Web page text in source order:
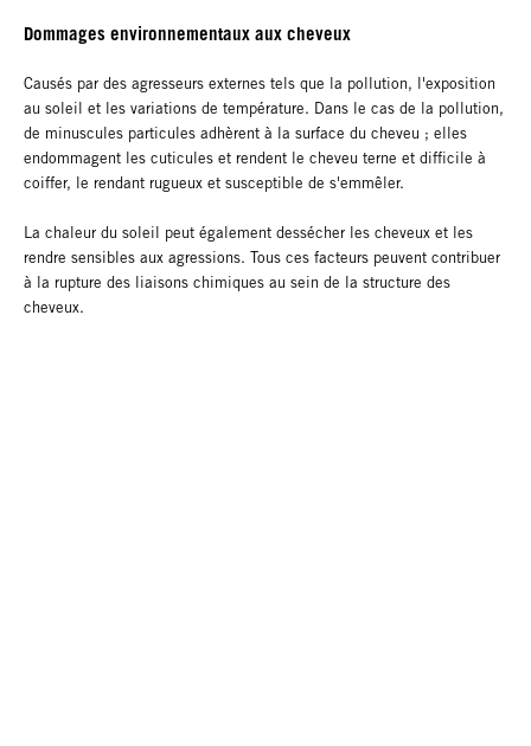
Dommages environnementaux aux cheveux
Causés par des agresseurs externes tels que la pollution, l'exposition
au soleil et les variations de température. Dans le cas de la pollution,
de minuscules particules adhèrent à la surface du cheveu ; elles
endommagent les cuticules et rendent le cheveu terne et difficile à
coiffer, le rendant rugueux et susceptible de s'emmêler.
La chaleur du soleil peut également dessécher les cheveux et les
rendre sensibles aux agressions. Tous ces facteurs peuvent contribuer
à la rupture des liaisons chimiques au sein de la structure des
cheveux.